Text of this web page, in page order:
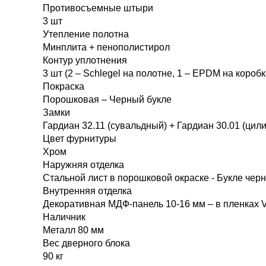
Противосъемные штыри
3 шт
Утепление полотна
Минплита + пенополистирол
Контур уплотнения
3 шт (2 – Schlegel на полотне, 1 – EPDM на
Покраска
Порошковая – Черный букле
Замки
Гардиан 32.11 (сувальдный) + Гардиан 30.01
Цвет фурнитуры
Хром
Наружняя отделка
Стальной лист в порошковой окраске - Букле
Внутренняя отделка
Декоративная МДФ-панель 10-16 мм – в пленках
Наличник
Металл 80 мм
Вес дверного блока
90 кг